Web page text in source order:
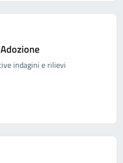
indagini e rilievi